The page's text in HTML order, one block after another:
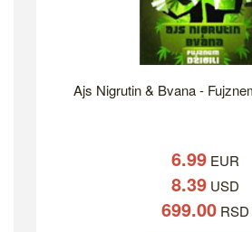
Ajs Nigrutin & Bvana -
6.99 EUR
8.39 USD
699.00 RSD